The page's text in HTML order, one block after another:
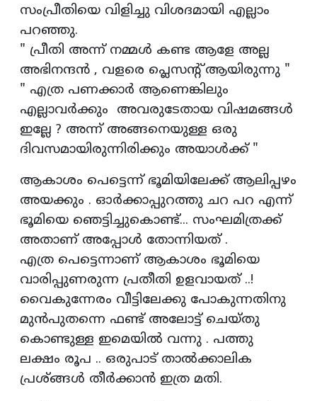
സംപ്രീതിയെ വിളിച്ചു വിശദമായി എല്ലാം
പറഞ്ഞു.
" പ്രീതി അന്ന് നമ്മൾ കണ്ട ആളേ അല്ല
അഭിനന്ദൻ , വളരെ പ്ലെസന്റ് ആയിരുന്നു "
" എത്ര പണക്കാർ ആണെങ്കിലും
എല്ലാവർക്കും അവരുടേതായ വിഷമങ്ങൾ
ഇല്ലേ ? അന്ന് അങ്ങനെയുള്ള ഒരു
ദിവസമായിരുന്നിരിക്കും അയാൾക്ക് "
ആകാശം പെട്ടെന്ന് ഭൂമിയിലേക്ക്‌ ആലിപ്പഴം
അയക്കും . ഓർക്കാപ്പുറത്തു ചറ പറ എന്ന്
ഭൂമിയെ ഞെട്ടിച്ചുകൊണ്ട്... സംഘമിത്രക്ക്
അതാണ് അപ്പോൾ തോന്നിയത് .
എത്ര പെട്ടെന്നാണ് ആകാശം ഭൂമിയെ
വാരിപ്പുണരുന്ന പ്രതീതി ഉളവായത് ..!
വൈകുന്നേരം വീട്ടിലേക്കു പോകുന്നതിനു
മുൻപുതന്നെ ഫണ്ട് അലോട്ട് ചെയ്തു
കൊണ്ടുള്ള ഇമെയിൽ വന്നു . പത്തു
ലക്ഷം രൂപ .. ഒരുപാട് താൽക്കാലിക
പ്രശ്ങ്ങൾ തീർക്കാൻ ഇത്ര മതി.